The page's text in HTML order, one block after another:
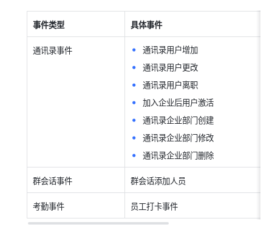
事件类型 具体事件
通讯录事件
通讯录用户增加
通讯录用户更改
通讯录用户离职
加入企业后用户激活
通讯录企业部门创建
通讯录企业部门修改
通讯录企业部门删除
群会话事件 群会话添加人员
考勤事件 员工打卡事件